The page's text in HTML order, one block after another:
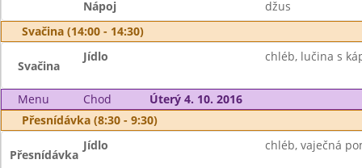
Nápoj
džus
Svačina (14:00 - 14:30)
Svačina
Jídlo chléb, lučina s
Menu Chod
Úterý 4. 10. 2016
Přesnídávka (8:30 - 9:30)
Přesnídávka
Jídlo chléb, vaječná